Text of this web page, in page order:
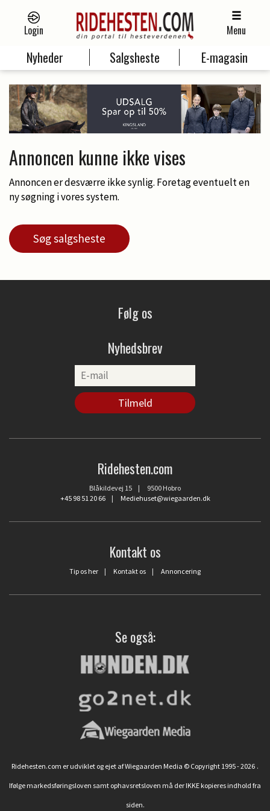
Login Menu
Nyheder Salgsheste E-magasin
Annoncen kunne ikke vises
Annoncen er desværre ikke synlig. Foretag eventuelt en
ny søgning i vores system.
Søg salgsheste
Følg os
Nyhedsbrev
Ridehesten.com
Blåkildevej 15 | 9500 Hobro
+45 98 51 20 66| Mediehuset@wiegaarden.dk
Kontakt os
Tip os her | Kontakt os | Annoncering
Se også:
Ridehesten.com er udviklet og ejet af Wiegaarden Media © Copyright 1995 - 2026 .
Ifølge markedsføringsloven samt ophavsretsloven må der IKKE kopieres indhold fra
siden.